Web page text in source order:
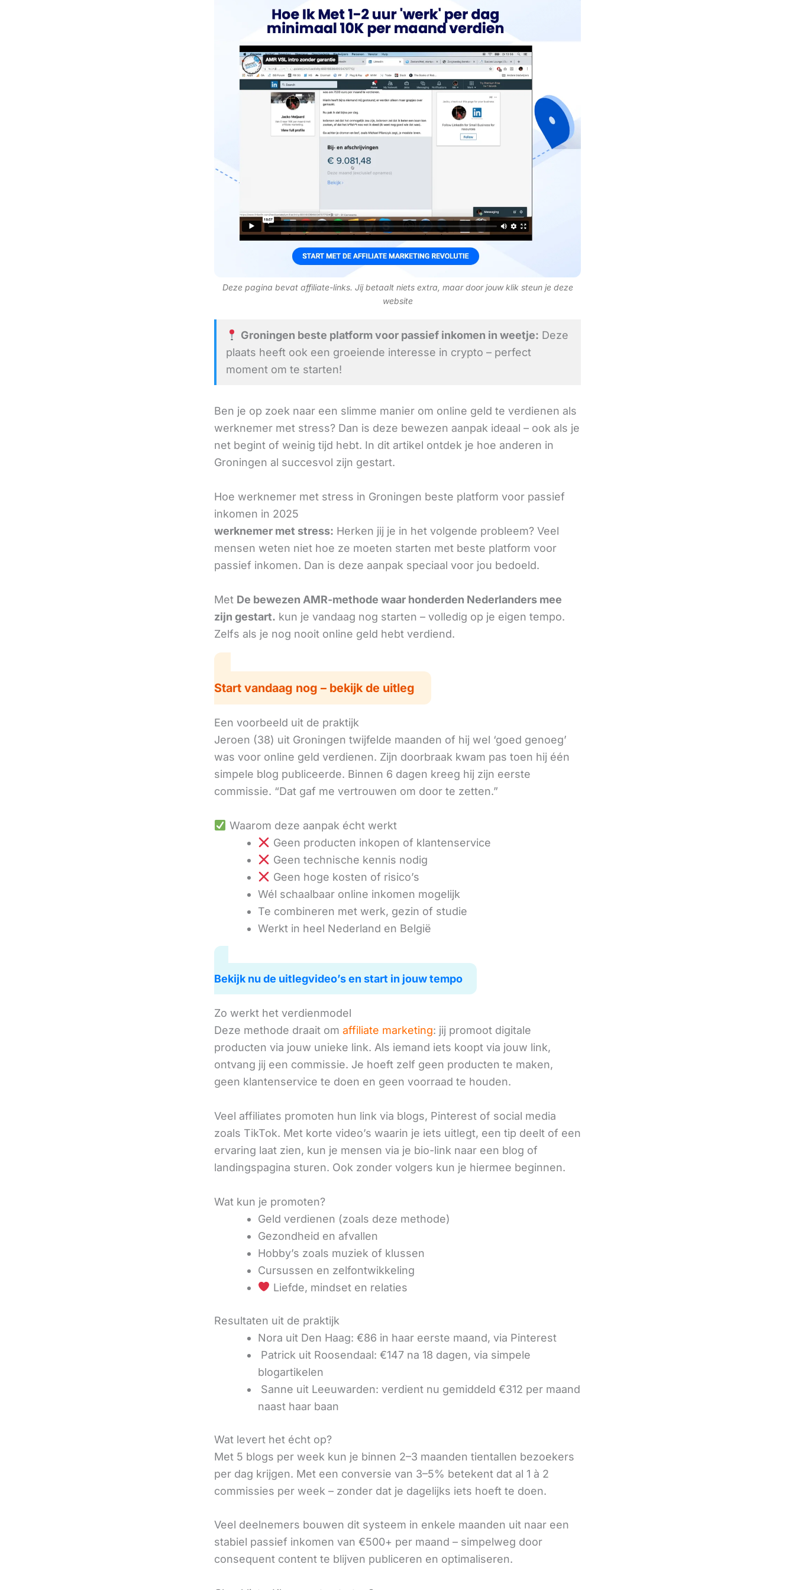
Deze pagina bevat affiliate-links. Jij betaalt niets extra, maar door jouw klik steun je deze
website
Groningen beste platform voor passief inkomen in weetje: Deze
plaats heeft ook een groeiende interesse in crypto – perfect
moment om te starten!
Ben je op zoek naar een slimme manier om online geld te verdienen als
werknemer met stress? Dan is deze bewezen aanpak ideaal – ook als je
net begint of weinig tijd hebt. In dit artikel ontdek je hoe anderen in
Groningen al succesvol zijn gestart.
Hoe werknemer met stress in Groningen beste platform voor passief
inkomen in 2025
werknemer met stress: Herken jij je in het volgende probleem? Veel
mensen weten niet hoe ze moeten starten met beste platform voor
passief inkomen. Dan is deze aanpak speciaal voor jou bedoeld.
Met De bewezen AMR-methode waar honderden Nederlanders mee
zijn gestart. kun je vandaag nog starten – volledig op je eigen tempo.
Zelfs als je nog nooit online geld hebt verdiend.
Start vandaag nog – bekijk de uitleg
Een voorbeeld uit de praktijk
Jeroen (38) uit Groningen twijfelde maanden of hij wel ‘goed genoeg’
was voor online geld verdienen. Zijn doorbraak kwam pas toen hij één
simpele blog publiceerde. Binnen 6 dagen kreeg hij zijn eerste
commissie. “Dat gaf me vertrouwen om door te zetten.”
Waarom deze aanpak écht werkt
Geen producten inkopen of klantenservice
Geen technische kennis nodig
Geen hoge kosten of risico’s
Wél schaalbaar online inkomen mogelijk
Te combineren met werk, gezin of studie
Werkt in heel Nederland en België
Bekijk nu de uitlegvideo’s en start in jouw tempo
Zo werkt het verdienmodel
Deze methode draait om affiliate marketing: jij promoot digitale
producten via jouw unieke link. Als iemand iets koopt via jouw link,
ontvang jij een commissie. Je hoeft zelf geen producten te maken,
geen klantenservice te doen en geen voorraad te houden.
Veel affiliates promoten hun link via blogs, Pinterest of social media
zoals TikTok. Met korte video’s waarin je iets uitlegt, een tip deelt of een
ervaring laat zien, kun je mensen via je bio-link naar een blog of
landingspagina sturen. Ook zonder volgers kun je hiermee beginnen.
Wat kun je promoten?
Geld verdienen (zoals deze methode)
Gezondheid en afvallen
Hobby’s zoals muziek of klussen
Cursussen en zelfontwikkeling
Liefde, mindset en relaties
Resultaten uit de praktijk
Nora uit Den Haag: €86 in haar eerste maand, via Pinterest
‍ Patrick uit Roosendaal: €147 na 18 dagen, via simpele
blogartikelen
‍ Sanne uit Leeuwarden: verdient nu gemiddeld €312 per maand
naast haar baan
Wat levert het écht op?
Met 5 blogs per week kun je binnen 2–3 maanden tientallen bezoekers
per dag krijgen. Met een conversie van 3–5% betekent dat al 1 à 2
commissies per week – zonder dat je dagelijks iets hoeft te doen.
Veel deelnemers bouwen dit systeem in enkele maanden uit naar een
stabiel passief inkomen van €500+ per maand – simpelweg door
consequent content te blijven publiceren en optimaliseren.